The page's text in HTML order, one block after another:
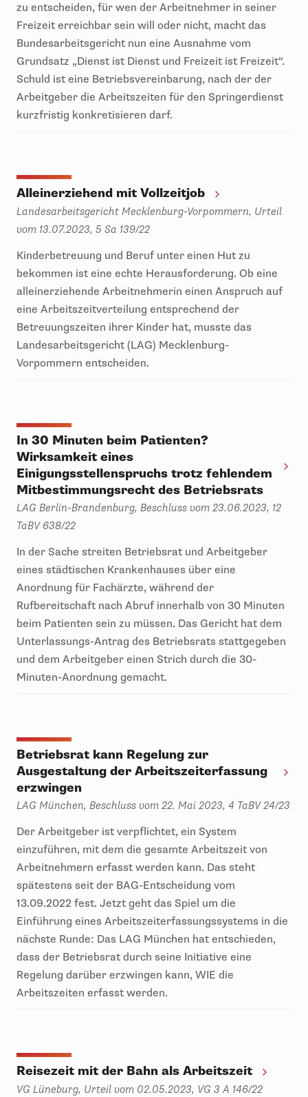
zu entscheiden, für wen der Arbeitnehmer in seiner
Freizeit erreichbar sein will oder nicht, macht das
Bundesarbeitsgericht nun eine Ausnahme vom
Grundsatz „Dienst ist Dienst und Freizeit ist Freizeit“.
Schuld ist eine Betriebsvereinbarung, nach der der
Arbeitgeber die Arbeitszeiten für den Springerdienst
kurzfristig konkretisieren darf.
Alleinerziehend mit Vollzeitjob
Landesarbeitsgericht Mecklenburg-Vorpommern, Urteil
vom 13.07.2023, 5 Sa 139/22
Kinderbetreuung und Beruf unter einen Hut zu
bekommen ist eine echte Herausforderung. Ob eine
alleinerziehende Arbeitnehmerin einen Anspruch auf
eine Arbeitszeitverteilung entsprechend der
Betreuungszeiten ihrer Kinder hat, musste das
Landesarbeitsgericht (LAG) Mecklenburg-
Vorpommern entscheiden.
In 30 Minuten beim Patienten?
Wirksamkeit eines
Einigungsstellenspruchs trotz fehlendem
Mitbestimmungsrecht des Betriebsrats
LAG Berlin-Brandenburg, Beschluss vom 23.06.2023, 12
TaBV 638/22
In der Sache streiten Betriebsrat und Arbeitgeber
eines städtischen Krankenhauses über eine
Anordnung für Fachärzte, während der
Rufbereitschaft nach Abruf innerhalb von 30 Minuten
beim Patienten sein zu müssen. Das Gericht hat dem
Unterlassungs-Antrag des Betriebsrats stattgegeben
und dem Arbeitgeber einen Strich durch die 30-
Minuten-Anordnung gemacht.
Betriebsrat kann Regelung zur
Ausgestaltung der Arbeitszeiterfassung
erzwingen
LAG München, Beschluss vom 22. Mai 2023, 4 TaBV 24/23
Der Arbeitgeber ist verpflichtet, ein System
einzuführen, mit dem die gesamte Arbeitszeit von
Arbeitnehmern erfasst werden kann. Das steht
spätestens seit der BAG-Entscheidung vom
13.09.2022 fest. Jetzt geht das Spiel um die
Einführung eines Arbeitszeiterfassungssystems in die
nächste Runde: Das LAG München hat entschieden,
dass der Betriebsrat durch seine Initiative eine
Regelung darüber erzwingen kann, WIE die
Arbeitszeiten erfasst werden.
Reisezeit mit der Bahn als Arbeitszeit
VG Lüneburg, Urteil vom 02.05.2023, VG 3 A 146/22